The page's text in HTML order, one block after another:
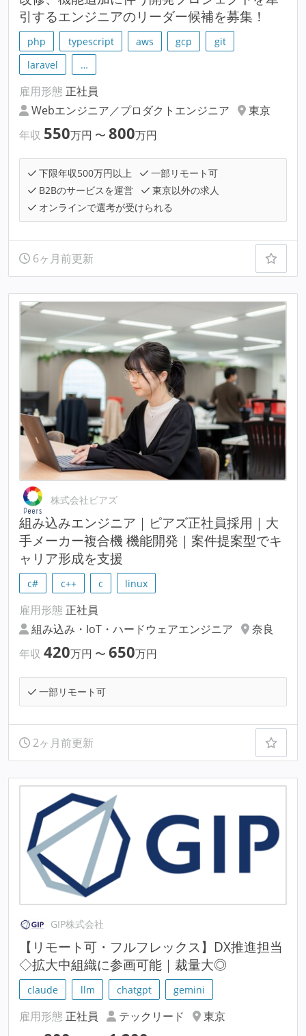
引するエンジニアのリーダー候補を募集！
php typescript aws gcp
git
laravel
…
雇用形態 正社員
Webエンジニア／プロダクトエンジニア
東京
年収 550万円 〜 800万円
下限年収500万円以上
一部リモート可
B2Bのサービスを運営
東京以外の求人
オンラインで選考が受けられる
6ヶ月前更新
株式会社ピアズ
組み込みエンジニア｜ピアズ正社員採用｜大
手メーカー複合機 機能開発｜案件提案型でキ
ャリア形成を支援
c# c++ c linux
雇用形態 正社員
組み込み・IoT・ハードウェアエンジニア
奈良
年収 420万円 〜 650万円
一部リモート可
2ヶ月前更新
GIP株式会社
【リモート可・フルフレックス】DX推進担当
◇拡大中組織に参画可能｜裁量大◎
claude llm chatgpt gemini
雇用形態 正社員 テックリード
東京